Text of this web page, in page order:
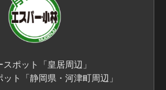
ご参加いただき、毎月配信の動画以
えれば、運営サイドとしても嬉しい
なんでもありませんが（笑）、前向
ポット「皇居周辺」
ト「静岡県・河津町周辺」